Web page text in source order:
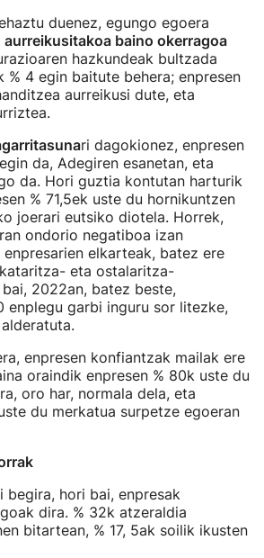
duenez, egungo egoera
aurreikusitakoa baino okerragoa
hazkundeak bultzada
% 4 egin baitute behera; enpresen
aurreikusi dute, eta
ri dagokionez, enpresen
da, Adegiren esanetan, eta
da. Hori guztia kontutan harturik
% 71,5ek uste du hornikuntzen
joerari eutsiko diotela. Horrek,
ondorio negatiboa izan
elkarteak, batez ere
eta ostalaritza-
2022an, batez beste,
enplegu garbi inguru sor litezke,
enpresen konfiantzak mailak ere
oraindik enpresen % 80k uste du
oro har, normala dela, eta
du merkatua surpetze egoeran
begira, hori bai, enpresak
dira. % 32k atzeraldia
bitartean, % 17, 5ak soilik ikusten